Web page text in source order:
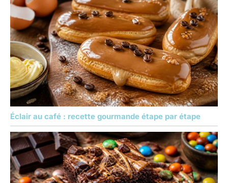
Éclair au café : recette gourmande étape par étape